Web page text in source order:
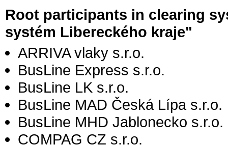
Root participants in clearing
systém Libereckého kraje"
ARRIVA vlaky s.r.o.
BusLine Express s.r.o.
BusLine LK s.r.o.
BusLine MAD Česká Lípa s.r.o.
BusLine MHD Jablonecko s.r.o.
COMPAG CZ s.r.o.